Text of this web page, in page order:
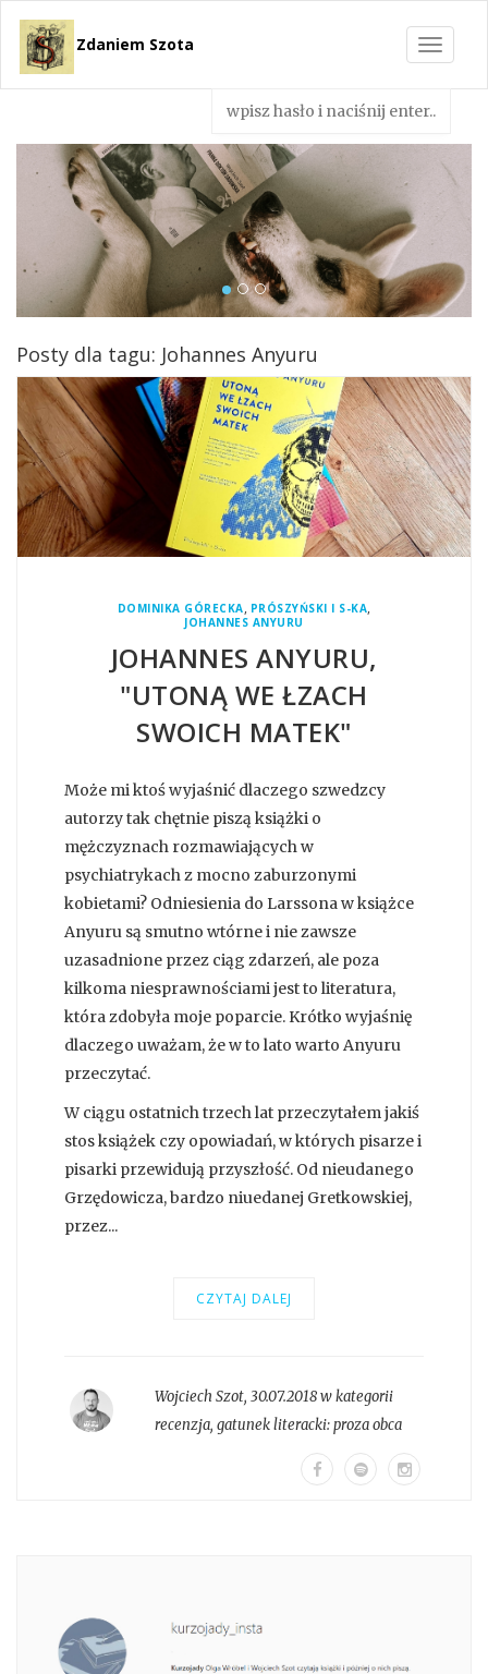
Toggle
Zdaniem Szota
Posty dla tagu: Johannes Anyuru
DOMINIKA GÓRECKA, PRÓSZYŃSKI I S-KA,
JOHANNES ANYURU
JOHANNES ANYURU,
"UTONĄ WE ŁZACH
SWOICH MATEK"
Może mi ktoś wyjaśnić dlaczego szwedzcy
autorzy tak chętnie piszą książki o
mężczyznach rozmawiających w
psychiatrykach z mocno zaburzonymi
kobietami? Odniesienia do Larssona w książce
Anyuru są smutno wtórne i nie zawsze
uzasadnione przez ciąg zdarzeń, ale poza
kilkoma niesprawnościami jest to literatura,
która zdobyła moje poparcie. Krótko wyjaśnię
dlaczego uważam, że w to lato warto Anyuru
przeczytać.
W ciągu ostatnich trzech lat przeczytałem jakiś
stos książek czy opowiadań, w których pisarze i
pisarki przewidują przyszłość. Od nieudanego
Grzędowicza, bardzo niuedanej Gretkowskiej,
przez...
CZYTAJ DALEJ
Wojciech Szot, 30.07.2018 w kategorii
recenzja, gatunek literacki:proza obca